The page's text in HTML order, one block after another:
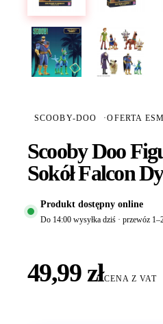
SCOOBY-DOO ·OFERTA
Scooby Doo
Sokół Falcon
Produkt dostępny online
Do 14:00 wysyłka dziś · przewóz
49,99 złCENA Z VAT